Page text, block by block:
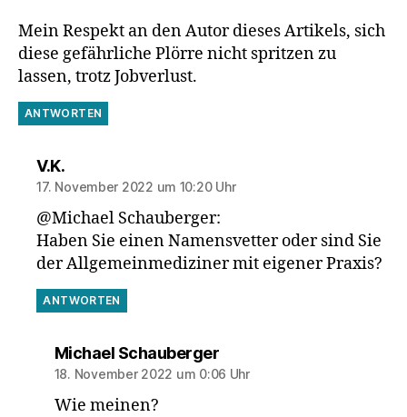
Mein Respekt an den Autor dieses Artikels, sich
diese gefährliche Plörre nicht spritzen zu
lassen, trotz Jobverlust.
ANTWORTEN
V.K.sagt:
17. November 2022 um 10:20 Uhr
@Michael Schauberger:
Haben Sie einen Namensvetter oder sind Sie
der Allgemeinmediziner mit eigener Praxis?
ANTWORTEN
Michael Schaubergersagt:
18. November 2022 um 0:06 Uhr
Wie meinen?